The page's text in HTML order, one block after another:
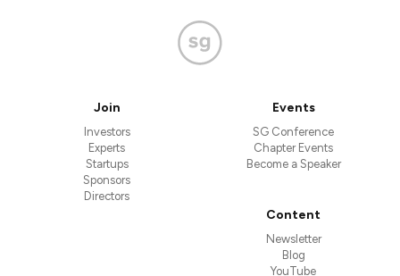
Join
Investors
Experts
Startups
Sponsors
Directors
Events
SG Conference
Chapter Events
Become a Speaker
Content
Newsletter
Blog
YouTube